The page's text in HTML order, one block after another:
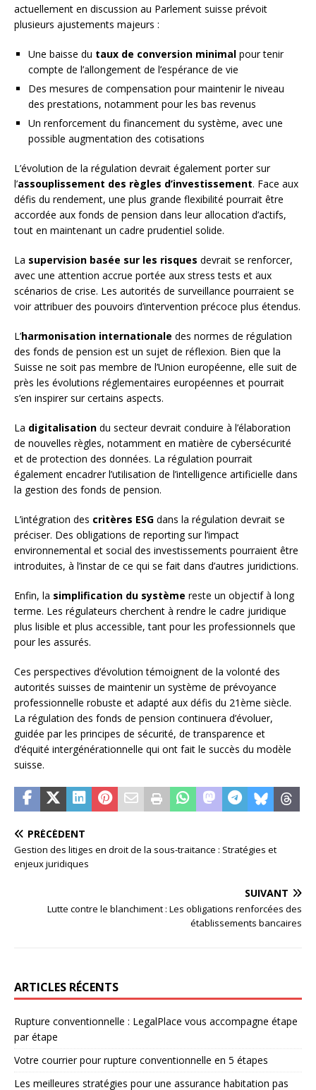
actuellement en discussion au Parlement suisse prévoit
plusieurs ajustements majeurs :
Une baisse du taux de conversion minimal pour tenir
compte de l’allongement de l’espérance de vie
Des mesures de compensation pour maintenir le niveau
des prestations, notamment pour les bas revenus
Un renforcement du financement du système, avec une
possible augmentation des cotisations
L’évolution de la régulation devrait également porter sur
l’assouplissement des règles d’investissement. Face aux
défis du rendement, une plus grande flexibilité pourrait être
accordée aux fonds de pension dans leur allocation d’actifs,
tout en maintenant un cadre prudentiel solide.
La supervision basée sur les risques devrait se renforcer,
avec une attention accrue portée aux stress tests et aux
scénarios de crise. Les autorités de surveillance pourraient se
voir attribuer des pouvoirs d’intervention précoce plus étendus.
L’harmonisation internationale des normes de régulation
des fonds de pension est un sujet de réflexion. Bien que la
Suisse ne soit pas membre de l’Union européenne, elle suit de
près les évolutions réglementaires européennes et pourrait
s’en inspirer sur certains aspects.
La digitalisation du secteur devrait conduire à l’élaboration
de nouvelles règles, notamment en matière de cybersécurité
et de protection des données. La régulation pourrait
également encadrer l’utilisation de l’intelligence artificielle dans
la gestion des fonds de pension.
L’intégration des critères ESG dans la régulation devrait se
préciser. Des obligations de reporting sur l’impact
environnemental et social des investissements pourraient être
introduites, à l’instar de ce qui se fait dans d’autres juridictions.
Enfin, la simplification du système reste un objectif à long
terme. Les régulateurs cherchent à rendre le cadre juridique
plus lisible et plus accessible, tant pour les professionnels que
pour les assurés.
Ces perspectives d’évolution témoignent de la volonté des
autorités suisses de maintenir un système de prévoyance
professionnelle robuste et adapté aux défis du 21ème siècle.
La régulation des fonds de pension continuera d’évoluer,
guidée par les principes de sécurité, de transparence et
d’équité intergénérationnelle qui ont fait le succès du modèle
suisse.
PRÉCÉDENT
Gestion des litiges en droit de la sous-traitance : Stratégies et
enjeux juridiques
SUIVANT
Lutte contre le blanchiment : Les obligations renforcées des
établissements bancaires
ARTICLES RÉCENTS
Rupture conventionnelle : LegalPlace vous accompagne étape
par étape
Votre courrier pour rupture conventionnelle en 5 étapes
Les meilleures stratégies pour une assurance habitation pas